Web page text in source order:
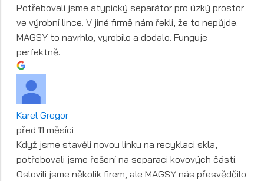
Potřebovali jsme atypický separátor pro úzký prostor
ve výrobní lince. V jiné firmě nám řekli, že to nepůjde.
MAGSY to navrhlo, vyrobilo a dodalo. Funguje
perfektně.
Karel Gregor
před 11 měsíci
Když jsme stavěli novou linku na recyklaci skla,
potřebovali jsme řešení na separaci kovových částí.
Oslovili jsme několik firem, ale MAGSY nás přesvědčilo